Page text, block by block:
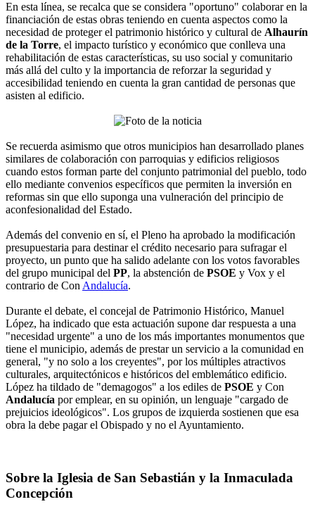
En esta línea, se recalca que se considera "oportuno" colaborar en la
financiación de estas obras teniendo en cuenta aspectos como la
necesidad de proteger el patrimonio histórico y cultural de Alhaurín
de la Torre, el impacto turístico y económico que conlleva una
rehabilitación de estas características, su uso social y comunitario
más allá del culto y la importancia de reforzar la seguridad y
accesibilidad teniendo en cuenta la gran cantidad de personas que
asisten al edificio.
Se recuerda asimismo que otros municipios han desarrollado planes
similares de colaboración con parroquias y edificios religiosos
cuando estos forman parte del conjunto patrimonial del pueblo, todo
ello mediante convenios específicos que permiten la inversión en
reformas sin que ello suponga una vulneración del principio de
aconfesionalidad del Estado.
Además del convenio en sí, el Pleno ha aprobado la modificación
presupuestaria para destinar el crédito necesario para sufragar el
proyecto, un punto que ha salido adelante con los votos favorables
del grupo municipal del PP, la abstención de PSOE y Vox y el
contrario de Con Andalucía.
Durante el debate, el concejal de Patrimonio Histórico, Manuel
López, ha indicado que esta actuación supone dar respuesta a una
"necesidad urgente" a uno de los más importantes monumentos que
tiene el municipio, además de prestar un servicio a la comunidad en
general, "y no solo a los creyentes", por los múltiples atractivos
culturales, arquitectónicos e históricos del emblemático edificio.
López ha tildado de "demagogos" a los ediles de PSOE y Con
Andalucía por emplear, en su opinión, un lenguaje "cargado de
prejuicios ideológicos". Los grupos de izquierda sostienen que esa
obra la debe pagar el Obispado y no el Ayuntamiento.
Sobre la Iglesia de San Sebastián y la Inmaculada
Concepción